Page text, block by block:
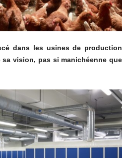
dans les usines de production
vision, pas si manichéenne que